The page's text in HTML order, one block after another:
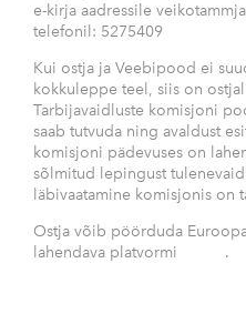
e-kirja aadressile
telefonil: 5275409
Kui ostja ja Veebipood ei
kokkuleppe teel, siis on
Tarbijavaidluste komisjoni
saab tutvuda ning avaldust
komisjoni pädevuses on
sõlmitud lepingust
läbivaatamine komisjonis on
Ostja võib pöörduda
lahendava platvormi
.